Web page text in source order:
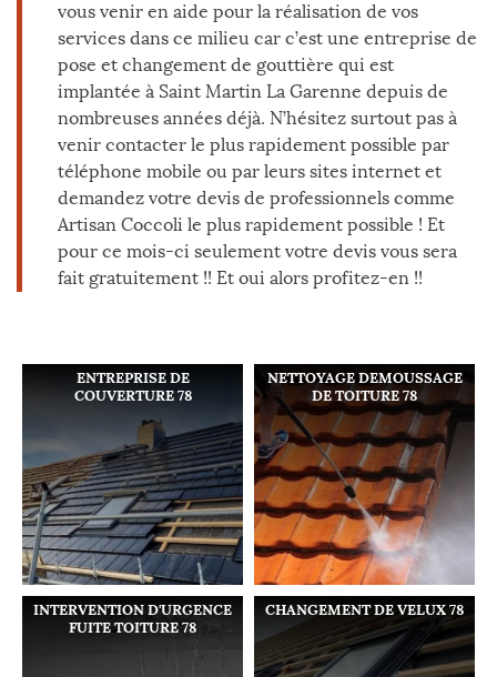
vous venir en aide pour la réalisation de vos
services dans ce milieu car c’est une entreprise de
pose et changement de gouttière qui est
implantée à Saint Martin La Garenne depuis de
nombreuses années déjà. N’hésitez surtout pas à
venir contacter le plus rapidement possible par
téléphone mobile ou par leurs sites internet et
demandez votre devis de professionnels comme
Artisan Coccoli le plus rapidement possible ! Et
pour ce mois-ci seulement votre devis vous sera
fait gratuitement !! Et oui alors profitez-en !!
ENTREPRISE DE
COUVERTURE 78
NETTOYAGE DEMOUSSAGE
DE TOITURE 78
INTERVENTION D'URGENCE
FUITE TOITURE 78
CHANGEMENT DE VELUX 78